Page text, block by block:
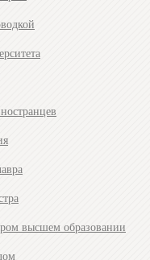
высшем образовании